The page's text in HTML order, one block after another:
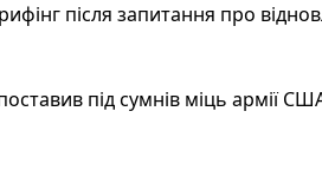
після запитання про
під сумнів міць армії